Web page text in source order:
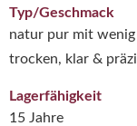
Typ/Geschmack
natur pur mit wenig
trocken, klar &
Lagerfähigkeit
15 Jahre